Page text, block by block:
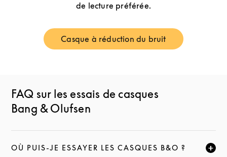
de lecture préférée.
Casque à réduction du bruit
Link Opens in New Tab
FAQ sur les essais de casques
Bang & Olufsen
OÙ PUIS-JE ESSAYER LES CASQUES B&O ?
CLIQUEZ POUR ÉLARGIR CETTE DESCRIPTION ET